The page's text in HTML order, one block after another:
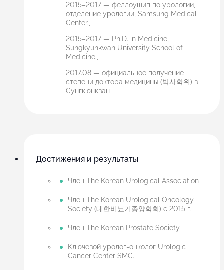
2015–2017 — феллоушип по урологии,
отделение урологии, Samsung Medical
Center.,
2015–2017 — Ph.D. in Medicine,
Sungkyunkwan University School of
Medicine.,
2017.08 — официальное получение
степени доктора медицины (박사학위) в
Сунгкюнкван
Достижения и результаты
Член The Korean Urological Association
Член The Korean Urological Oncology
Society (대한비뇨기종양학회) с 2015 г.
Член The Korean Prostate Society
Ключевой уролог-онколог Urologic
Cancer Center SMC.